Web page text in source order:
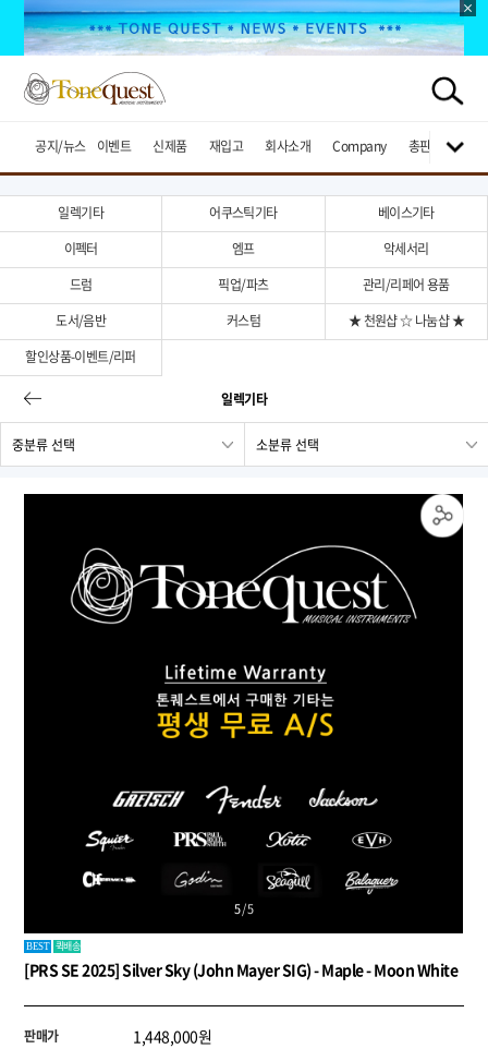
공지/뉴스 이벤트 신제품 재입고 회사소개 Company 총판브랜드
일렉기타 어쿠스틱기타
베이스기타
이펙터
엠프
악세서리
드럼
픽업/파츠
관리/리페어 용품
도서/음반
커스텀
★ 천원샵 ☆ 나눔샵 ★
할인상품-이벤트/리퍼
일렉기타
5/5
BEST 퀵배송
[PRS SE 2025] Silver Sky (John Mayer SIG) - Maple - Moon White
판매가 1,448,000원